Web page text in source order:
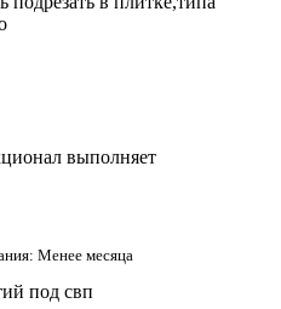
выполняет
Менее месяца
под свп